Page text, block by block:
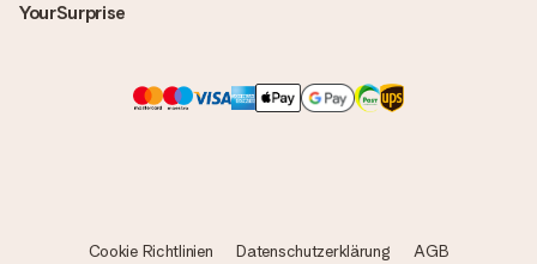
YourSurprise
Cookie Richtlinien Datenschutzerklärung
AGB